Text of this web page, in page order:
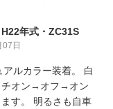
年式・ZC31S
日
ルカラー装着。 白
チオン→オフ→オン
す。 明るさも自車